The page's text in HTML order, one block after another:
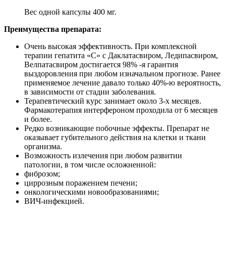
Вес одной капсулы 400 мг.
Преимущества препарата:
Очень высокая эффективность. При комплексной
терапии гепатита «С» с Даклатасвиром, Ледипасвиром,
Велпатасвиром достигается 98% -я гарантия
выздоровления при любом изначальном прогнозе. Ранее
применяемое лечение давало только 40%-ю вероятность,
в зависимости от стадии заболевания.
Терапевтический курс занимает около 3-х месяцев.
Фармакотерапия интерфероном проходила от 6 месяцев
и более.
Редко возникающие побочные эффекты. Препарат не
оказывает губительного действия на клетки и ткани
организма.
Возможность излечения при любом развитии
патологии, в том числе осложненной:
фиброзом;
циррозным поражением печени;
онкологическими новообразованиями;
ВИЧ-инфекцией.